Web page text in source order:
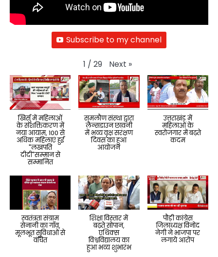
Subscribe to my channel
1 / 29 Next »
खिर्सु में महिलाओं
के सशक्तिकरण में
नया आयाम, 100 से
अधिक महिलाएं हुई
"लखपति
दीदी"सम्मान से
सम्मानित
समलौण संस्था द्वारा
लैन्सडाउन छावनी
में भव्य वृक्ष सरंक्षण
दिवस का हुआ
आयोजन
उत्तराखंड में
महिलाओं के
स्वरोजगार में बढ़ते
कदम
स्वतंत्रता संग्राम
सेनानी का गाँव,
मूलभूत सुविधाओं से
वंचित
शिक्षा विस्तार में
बढ़ते सोपान,
एथिक्स
विश्वविद्यालय का
हुआ भव्य शुभारंभ
पौड़ी कांग्रेस
जिलाध्यक्ष विनोद
नेगी ने भाजपा पर
लगाये आरोप